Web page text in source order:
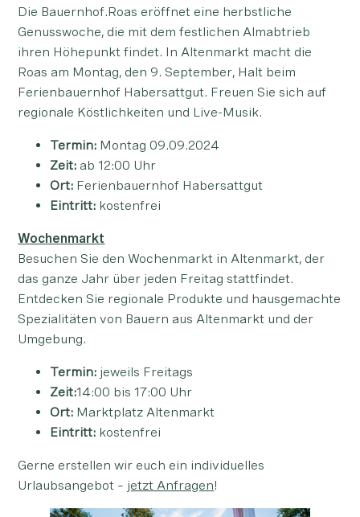
Die Bauernhof.Roas eröffnet eine herbstliche
Genusswoche, die mit dem festlichen Almabtrieb
ihren Höhepunkt findet. In Altenmarkt macht die
Roas am Montag, den 9. September, Halt beim
Ferienbauernhof Habersattgut. Freuen Sie sich auf
regionale Köstlichkeiten und Live-Musik.
Termin: Montag 09.09.2024
Zeit: ab 12:00 Uhr
Ort: Ferienbauernhof Habersattgut
Eintritt: kostenfrei
Wochenmarkt
Besuchen Sie den Wochenmarkt in Altenmarkt, der
das ganze Jahr über jeden Freitag stattfindet.
Entdecken Sie regionale Produkte und hausgemachte
Spezialitäten von Bauern aus Altenmarkt und der
Umgebung.
Termin: jeweils Freitags
Zeit:14:00 bis 17:00 Uhr
Ort: Marktplatz Altenmarkt
Eintritt: kostenfrei
Gerne erstellen wir euch ein individuelles
Urlaubsangebot – jetzt Anfragen!